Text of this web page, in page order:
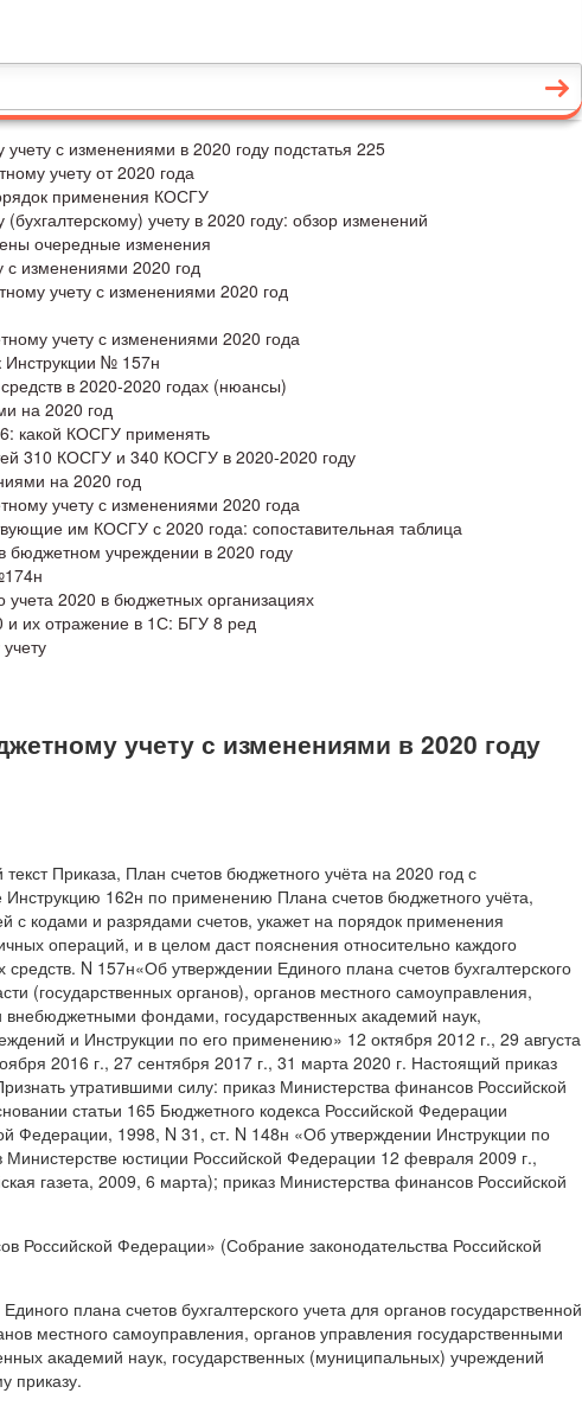
с изменениями в 2020 году подстатья 225
учету от 2020 года
применения КОСГУ
учету в 2020 году: обзор изменений
очередные изменения
изменениями 2020 год
учету с изменениями 2020 год
учету с изменениями 2020 года
Инструкции № 157н
в 2020-2020 годах (нюансы)
на 2020 год
какой КОСГУ применять
310 КОСГУ и 340 КОСГУ в 2020-2020 году
на 2020 год
учету с изменениями 2020 года
им КОСГУ с 2020 года: сопоставительная таблица
учреждении в 2020 году
учета 2020 в бюджетных организациях
их отражение в 1С: БГУ 8 ред
учету с изменениями в 2020 году
Приказа, План счетов бюджетного учёта на 2020 год с
162н по применению Плана счетов бюджетного учёта,
с кодами и разрядами счетов, укажет на порядок применения
операций, и в целом даст пояснения относительно каждого
N 157н«Об утверждении Единого плана счетов бухгалтерского
(государственных органов), органов местного самоуправления,
внебюджетными фондами, государственных академий наук,
и Инструкции по его применению» 12 октября 2012 г., 29 августа
2016 г., 27 сентября 2017 г., 31 марта 2020 г. Настоящий приказ
утратившими силу: приказ Министерства финансов Российской
статьи 165 Бюджетного кодекса Российской Федерации
Федерации, 1998, N 31, ст. N 148н «Об утверждении Инструкции по
Министерстве юстиции Российской Федерации 12 февраля 2009 г.,
газета, 2009, 6 марта); приказ Министерства финансов Российской
Российской Федерации» (Собрание законодательства Российской
плана счетов бухгалтерского учета для органов государственной
местного самоуправления, органов управления государственными
академий наук, государственных (муниципальных) учреждений
приказу.